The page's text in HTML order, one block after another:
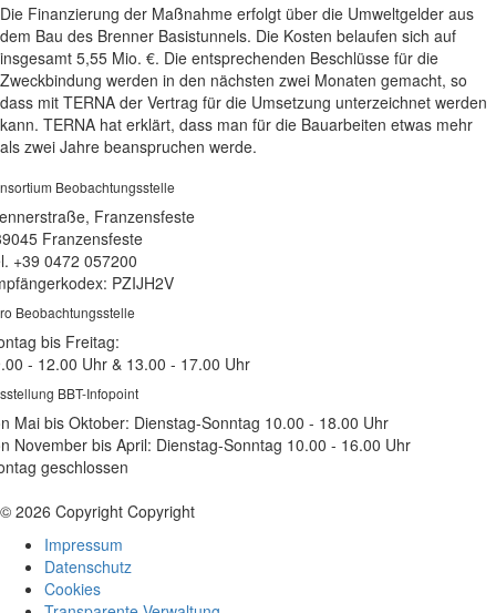
Die Finanzierung der Maßnahme erfolgt über die Umweltgelder aus
dem Bau des Brenner Basistunnels. Die Kosten belaufen sich auf
insgesamt 5,55 Mio. €. Die entsprechenden Beschlüsse für die
Zweckbindung werden in den nächsten zwei Monaten gemacht, so
dass mit TERNA der Vertrag für die Umsetzung unterzeichnet werden
kann. TERNA hat erklärt, dass man für die Bauarbeiten etwas mehr
als zwei Jahre beanspruchen werde.
Beobachtungsstelle
Franzensfeste
Franzensfeste
+39 0472 057200
PZIJH2V
Beobachtungsstelle
bis Freitag:
- 12.00 Uhr & 13.00 - 17.00 Uhr
BBT-Infopoint
Mai bis Oktober: Dienstag-Sonntag 10.00 - 18.00 Uhr
November bis April: Dienstag-Sonntag 10.00 - 16.00 Uhr
geschlossen
© 2026 Copyright Copyright
Impressum
Datenschutz
Cookies